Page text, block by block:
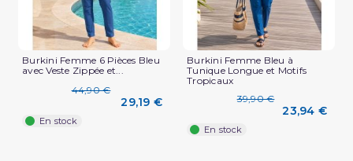
Burkini Femme 6 Pièces Bleu
avec Veste Zippée et...
44,90 €
29,19 €
En stock
Burkini Femme Bleu à
Tunique Longue et Motifs
Tropicaux
39,90 €
23,94 €
En stock